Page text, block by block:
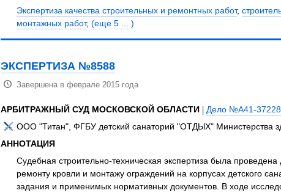
Экспертиза качества строительных и ремонтных работ,
монтажных работ, (еще 5 ... )
ЭКСПЕРТИЗА №8588
Завершена в феврале 2015 года
АРБИТРАЖНЫЙ СУД МОСКОВСКОЙ ОБЛАСТИ | Дело №А41-
ООО "Титан", ФГБУ детский санаторий "ОТДЫХ" Министерства
АННОТАЦИЯ
Судебная строительно-техническая экспертиза была
ремонту кровли и монтажу ограждений на корпусах детского
задания и применимых нормативных документов. В ходе